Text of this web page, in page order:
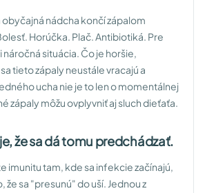
nádcha končí zápalom
Horúčka. Plač. Antibiotiká. Pre
situácia. Čo je horšie,
tieto zápaly neustále vracajú a
ucha nie je to len o momentálnej
zápaly môžu ovplyvniť aj sluch dieťaťa.
že sa dá tomu predchádzať.
imunitu tam, kde sa infekcie začínajú,
že sa "presunú" do uší. Jednou z